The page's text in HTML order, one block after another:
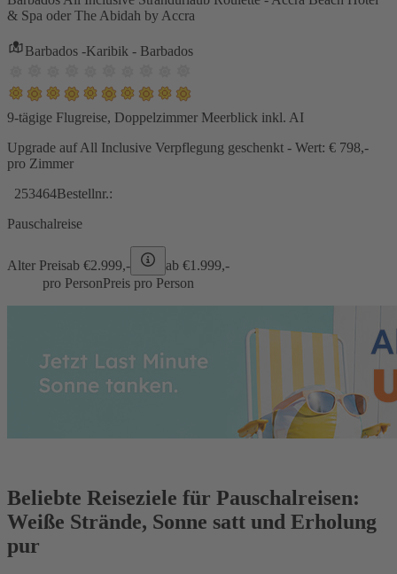
& Spa oder The Abidah by Accra
Barbados -Karibik - Barbados
9-tägige Flugreise, Doppelzimmer Meerblick inkl. AI
Upgrade auf All Inclusive Verpflegung geschenkt - Wert: € 798,-
pro Zimmer
253464Bestellnr.:
Pauschalreise
Alter Preisab €2.999,- ab €1.999,-
pro PersonPreis pro Person
Beliebte Reiseziele für Pauschalreisen:
Weiße Strände, Sonne satt und Erholung
pur